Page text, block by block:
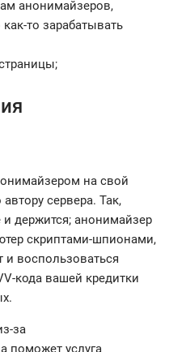
анонимайзеров,
то зарабатывать
на свой
сервера. Так,
держится; анонимайзер
скриптами-шпионами,
воспользоваться
кода вашей кредитки
за
поможет услуга